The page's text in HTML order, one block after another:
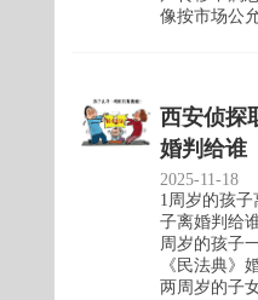
像按市场公
西安侦探
婚判给谁
2025-11-18
1周岁的孩
子离婚判给
周岁的孩子
《民法典》
两周岁的子